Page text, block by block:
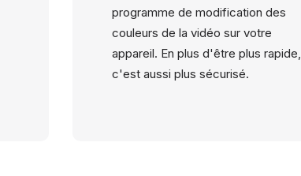
programme de modification des
couleurs de la vidéo sur votre
appareil. En plus d'être plus rapide,
c'est aussi plus sécurisé.